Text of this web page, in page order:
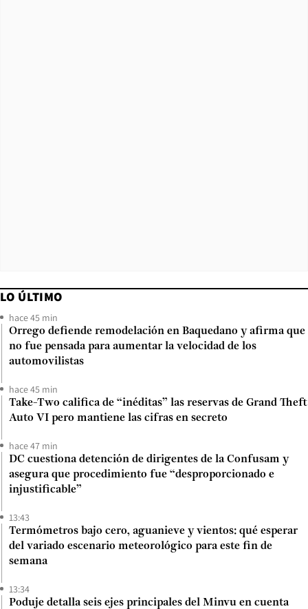
LO ÚLTIMO
hace 45 min
Orrego defiende remodelación en Baquedano y afirma que
no fue pensada para aumentar la velocidad de los
automovilistas
hace 45 min
Take-Two califica de “inéditas” las reservas de Grand Theft
Auto VI pero mantiene las cifras en secreto
hace 47 min
DC cuestiona detención de dirigentes de la Confusam y
asegura que procedimiento fue “desproporcionado e
injustificable”
13:43
Termómetros bajo cero, aguanieve y vientos: qué esperar
del variado escenario meteorológico para este fin de
semana
13:34
Poduje detalla seis ejes principales del Minvu en cuenta